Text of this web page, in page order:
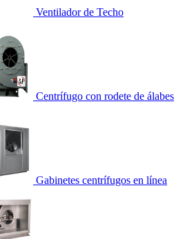
Ventilador de Techo
Centrífugo con rodete de álabes
Gabinetes centrífugos en línea